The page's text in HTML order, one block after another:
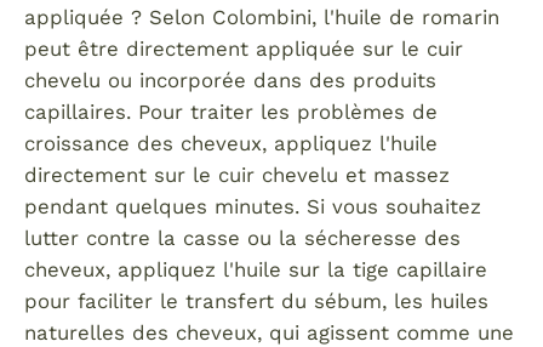
appliquée ? Selon Colombini, l'huile de romarin
peut être directement appliquée sur le cuir
chevelu ou incorporée dans des produits
capillaires. Pour traiter les problèmes de
croissance des cheveux, appliquez l'huile
directement sur le cuir chevelu et massez
pendant quelques minutes. Si vous souhaitez
lutter contre la casse ou la sécheresse des
cheveux, appliquez l'huile sur la tige capillaire
pour faciliter le transfert du sébum, les huiles
naturelles des cheveux, qui agissent comme une